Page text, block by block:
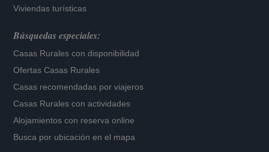
Viviendas turísticas
Búsquedas especiales:
Casas Rurales con disponibilidad
Ofertas Casas Rurales
Casas recomendadas por viajeros
Casas Rurales con actividades
Alojamientos con reserva online
Busca por ubicación en el mapa